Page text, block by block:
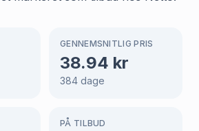
GENNEMSNITLIG PRIS
38.94 kr
384 dage
PÅ TILBUD